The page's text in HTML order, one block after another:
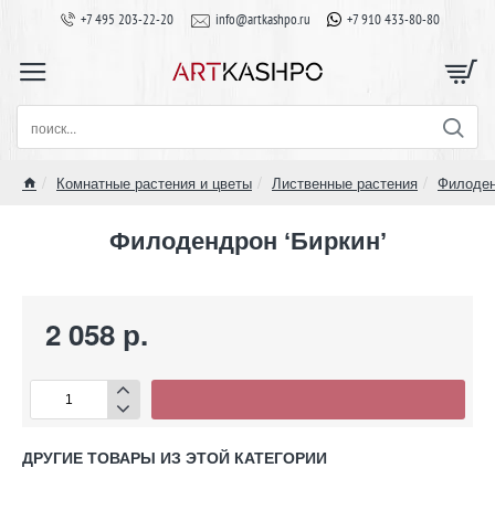
+7 495 203-22-20 info@artkashpo.ru +7 910 433-80-80
поиск...
Комнатные растения и цветы Лиственные растения
Филодендрон ‘Биркин’
2 058 р.
ДРУГИЕ ТОВАРЫ ИЗ ЭТОЙ КАТЕГОРИИ